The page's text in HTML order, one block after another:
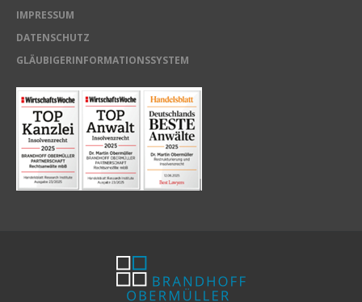
IMPRESSUM
DATENSCHUTZ
GLÄUBIGERINFORMATIONSSYSTEM